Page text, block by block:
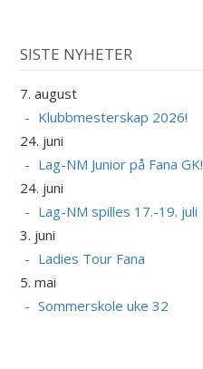
SISTE NYHETER
7. august
Klubbmesterskap 2026!
24. juni
Lag-NM Junior på Fana GK!
24. juni
Lag-NM spilles 17.-19. juli
3. juni
Ladies Tour Fana
5. mai
Sommerskole uke 32